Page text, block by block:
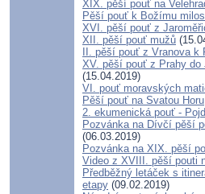
XIX. pěší pouť na
Pěší pouť k Božímu
XVI. pěší pouť z
XII. pěší pouť mužů
II. pěší pouť z Vranova k
XV. pěší pouť z Prahy
(15.04.2019)
VI. pouť moravských
Pěší pouť na Svatou Horu
2. ekumenická pouť -
Pozvánka na Dívčí pěší
(06.03.2019)
Pozvánka na XIX. pěší
Video z XVIII. pěší pouti
Předběžný letáček s
etapy (09.02.2019)